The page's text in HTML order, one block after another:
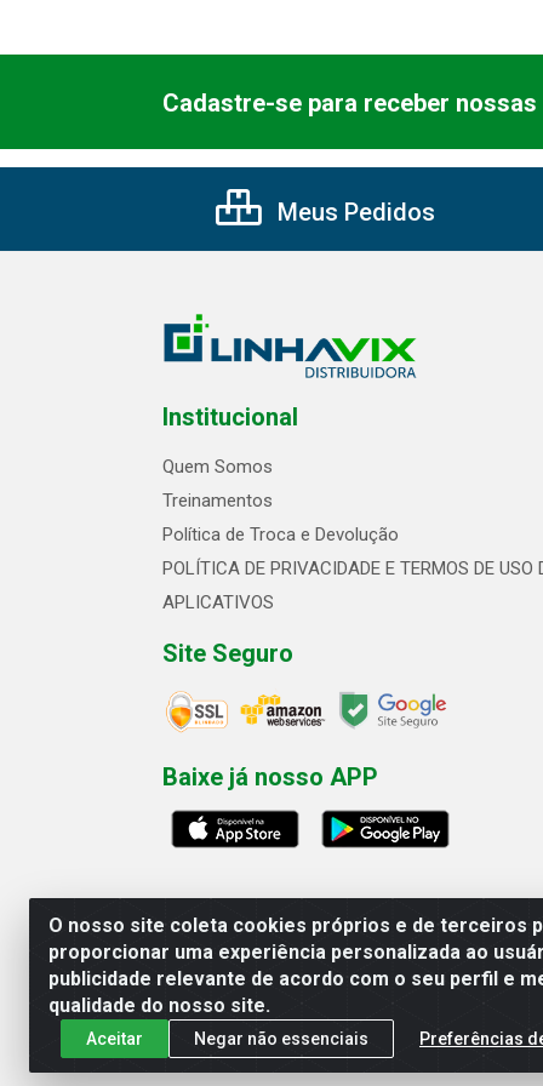
O nosso site coleta cookies próprios e de terceiros
proporcionar uma experiência personalizada ao
publicidade relevante de acordo com o seu perfil e
qualidade do nosso site.
Aceitar Negar não essenciais Preferências
Cadastre-se para receber
Meus Pedidos
Institucional
Quem Somos
Treinamentos
Política de Troca e Devolução
POLÍTICA DE PRIVACIDADE E TERMOS DE USO
APLICATIVOS
Site Seguro
Baixe já nosso APP
Linhavix Distribuidora LTDA -